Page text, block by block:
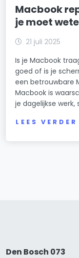
Macbook
je moet
21 juli 2025
Is je Macbook
goed of is je
een betrouwbare
Macbook is
je dagelijkse
LEES VERDER
Den Bosch 073